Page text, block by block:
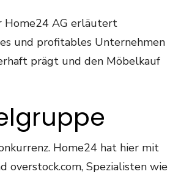
Home24 AG erläutert
und profitables Unternehmen
prägt und den Möbelkauf
Home24 hat hier mit
overstock.com, Spezialisten wie